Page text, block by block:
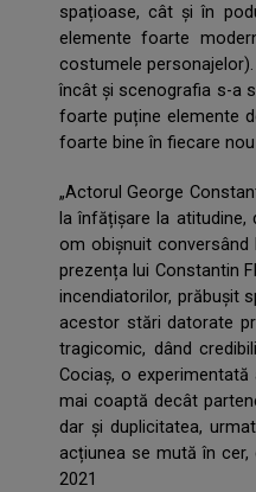
spațioase, cât și în
elemente foarte
costumele
încât și scenografia s-a
foarte puține elemente
foarte bine în fiecare
„Actorul George
la înfățișare la
om obișnuit
prezența lui Constantin
incendiatorilor, prăbușit
acestor stări datorate
tragicomic, dând
Cociaș, o
mai coaptă decât
dar și duplicitatea,
acțiunea se mută în
2021